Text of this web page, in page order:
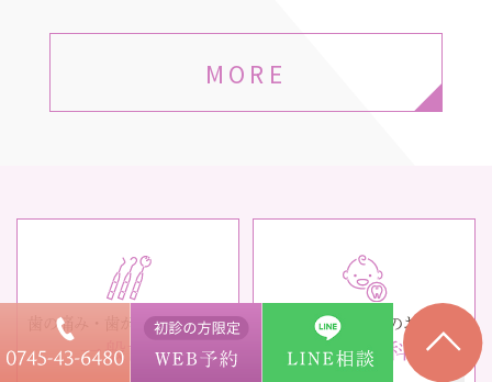
MORE
歯の痛み・歯がグラグラする
一般歯科
お子さんのお口のお悩み
小児歯科